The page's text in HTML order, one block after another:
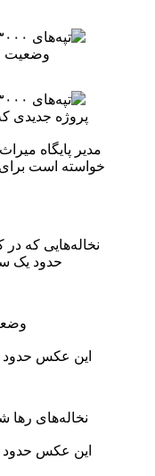
وضعیت
پروژه جدیدی
مدیر پایگاه
خواسته است
نخاله‌هایی که
حدود یک
این عکس
نخاله‌های رها
این عکس